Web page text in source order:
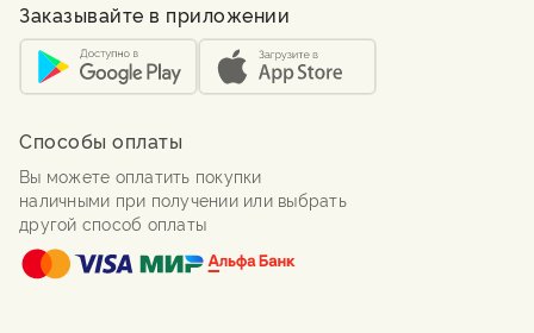
Заказывайте в приложении
Способы оплаты
Вы можете оплатить покупки
наличными при получении или выбрать
другой способ оплаты